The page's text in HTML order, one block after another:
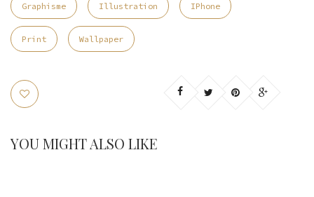
Graphisme Illustration IPhone
Print Wallpaper
YOU MIGHT ALSO LIKE